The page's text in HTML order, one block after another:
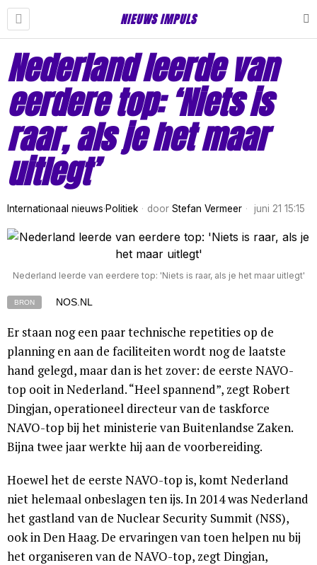
NIEUWS IMPULS
Nederland leerde van
eerdere top: ‘Niets is
raar, als je het maar
uitlegt’
Internationaal nieuws·Politiek door Stefan Vermeer juni 21 15:15
Nederland leerde van eerdere top: 'Niets is raar, als je het maar uitlegt'
BRON NOS.NL
Er staan nog een paar technische repetities op de
planning en aan de faciliteiten wordt nog de laatste
hand gelegd, maar dan is het zover: de eerste NAVO-
top ooit in Nederland. “Heel spannend”, zegt Robert
Dingjan, operationeel directeur van de taskforce
NAVO-top bij het ministerie van Buitenlandse Zaken.
Bijna twee jaar werkte hij aan de voorbereiding.
Hoewel het de eerste NAVO-top is, komt Nederland
niet helemaal onbeslagen ten ijs. In 2014 was Nederland
het gastland van de Nuclear Security Summit (NSS),
ook in Den Haag. De ervaringen van toen helpen nu bij
het organiseren van de NAVO-top, zegt Dingjan,